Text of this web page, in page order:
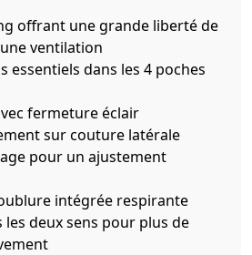
offrant une grande liberté de
ventilation
essentiels dans les 4 poches
fermeture éclair
sur couture latérale
pour un ajustement
intégrée respirante
les deux sens pour plus de